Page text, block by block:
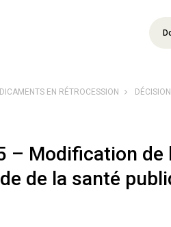
EN RÉTROCESSION
– Modification de
de la santé